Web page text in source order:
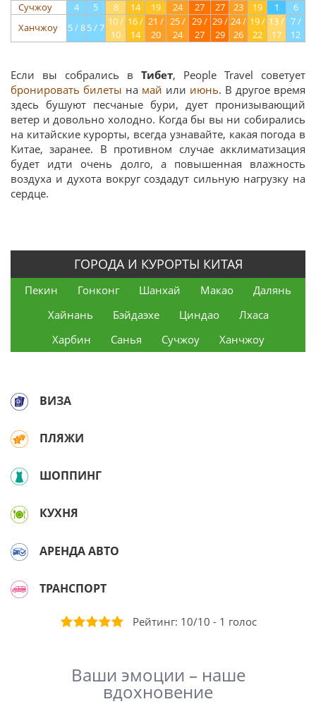
Сучжоу
4 5 8 14 19 24 27 27 23 19 1
6
Ханчжоу
5 / 85 / 7 10 /
10
16 /
14
21 /
20
25 /
24
29 /
27
29 /
29
24 /
26
19 /
22
13 /
17
7 /
12
Если вы собрались в Тибет, People Travel советует
бронировать билеты на май или июнь. В другое время
здесь бушуют песчаные бури, дует пронизывающий
ветер и довольно холодно. Когда бы вы ни собирались
на китайские курорты, всегда узнавайте, какая погода в
Китае, заранее. В противном случае акклиматизация
будет идти очень долго, а повышенная влажность
воздуха и духота вокруг создадут сильную нагрузку на
сердце.
ГОРОДА И КУРОРТЫ КИТАЯ
Пекин Гонконг Шанхай Макао
Далянь
Хайнань
Бэйдаэхе Циндао
Лхаса
Харбин
Санья Сучжоу Ханчжоу
ВИЗА
ПЛЯЖИ
ШОППИНГ
КУХНЯ
АРЕНДА АВТО
ТРАНСПОРТ
Рейтинг: 10/10 - 1 голос
Ваши эмоции – наше
вдохновение